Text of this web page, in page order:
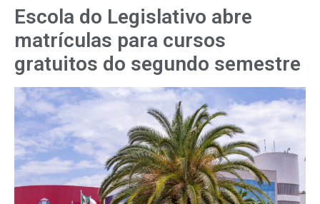
Escola do Legislativo abre
matrículas para cursos
gratuitos do segundo semestre